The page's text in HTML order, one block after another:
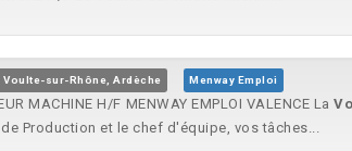
Voulte-sur-Rhône, Ardèche Menway Emploi
MACHINE H/F MENWAY EMPLOI VALENCE La
Production et le chef d'équipe, vos tâches...